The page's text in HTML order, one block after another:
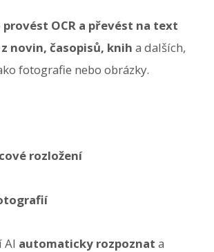
provést OCR a převést na text
novin, časopisů, knih a dalších,
fotografie nebo obrázky.
rozložení
AI automaticky rozpoznat a